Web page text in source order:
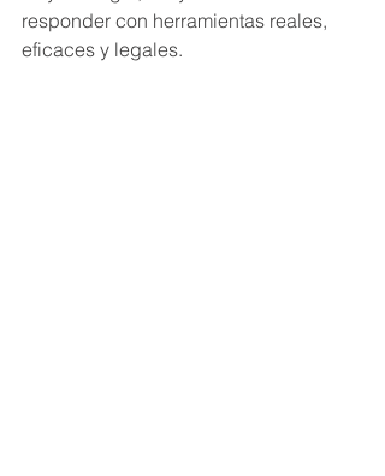
responder con herramientas reales,
eficaces y legales.